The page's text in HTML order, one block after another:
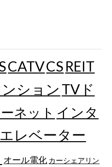
CATVCS REIT
ション TVド
ネット インタ
エレベーター
オール電化 カーシェアリン